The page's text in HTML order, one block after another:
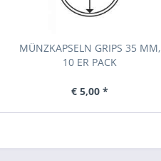
MÜNZKAPSELN GRIPS 35 MM,
10 ER PACK
€ 5,00 *